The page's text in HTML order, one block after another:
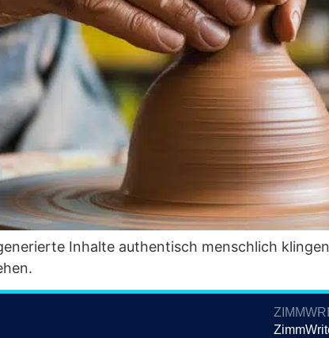
Inhal­te authen­tisch mensch­lich